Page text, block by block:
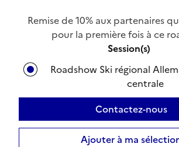
Remise de 10% aux partenaires
pour la première fois à ce
Session(s)
Roadshow Ski régional
centrale
Contactez-nous
Ajouter à ma